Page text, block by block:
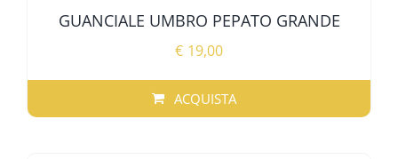
GUANCIALE UMBRO PEPATO GRANDE
€ 19,00
ACQUISTA